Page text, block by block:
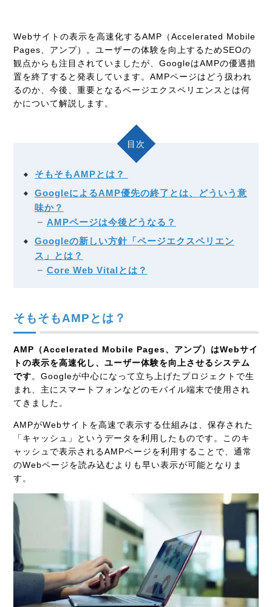
Webサイトの表示を高速化するAMP（Accelerated Mobile
Pages、アンプ）。ユーザーの体験を向上するためSEOの
観点からも注目されていましたが、GoogleはAMPの優遇措
置を終了すると発表しています。AMPページはどう扱われ
るのか、今後、重要となるページエクスペリエンスとは何
かについて解説します。
目次
そもそもAMPとは？
GoogleによるAMP優先の終了とは、どういう意
味か？
AMPページは今後どうなる？
Googleの新しい方針「ページエクスペリエン
ス」とは？
Core Web Vitalとは？
そもそもAMPとは？
AMP（Accelerated Mobile Pages、アンプ）はWebサイ
トの表示を高速化し、ユーザー体験を向上させるシステム
です。Googleが中心になって立ち上げたプロジェクトで生
まれ、主にスマートフォンなどのモバイル端末で使用され
てきました。
AMPがWebサイトを高速で表示する仕組みは、保存された
「キャッシュ」というデータを利用したものです。このキ
ャッシュで表示されるAMPページを利用することで、通常
のWebページを読み込むよりも早い表示が可能となりま
す。